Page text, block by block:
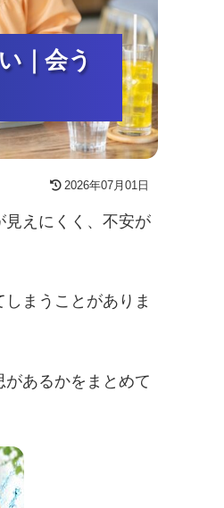
｜会う
｜会う
｜会う
2026年07月01日
えにくく、不安が
まうことがありま
あるかをまとめて